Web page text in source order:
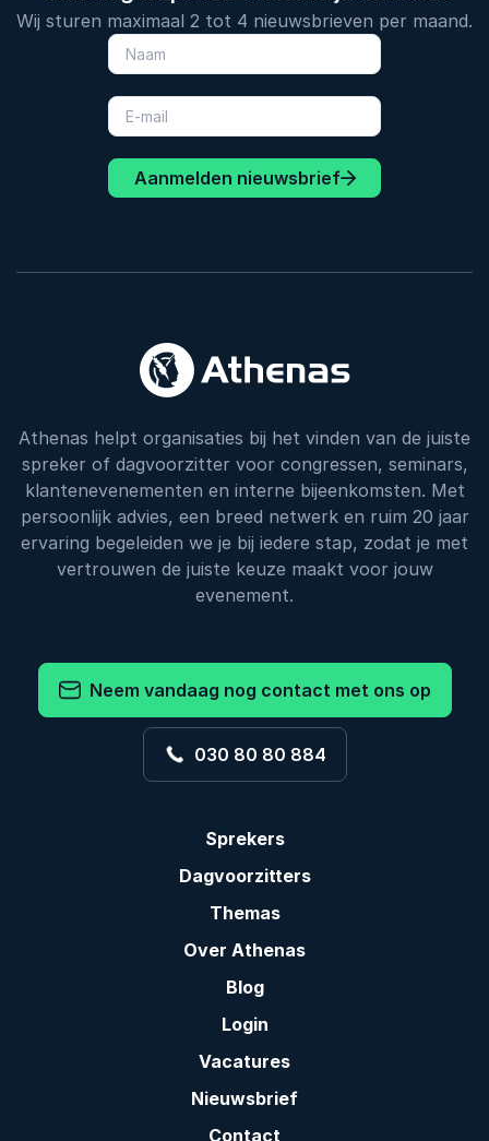
Wij sturen maximaal 2 tot 4 nieuwsbrieven per maand.
Aanmelden nieuwsbrief
Athenas helpt organisaties bij het vinden van de juiste
spreker of dagvoorzitter voor congressen, seminars,
klantenevenementen en interne bijeenkomsten. Met
persoonlijk advies, een breed netwerk en ruim 20 jaar
ervaring begeleiden we je bij iedere stap, zodat je met
vertrouwen de juiste keuze maakt voor jouw
evenement.
Neem vandaag nog contact met ons op
030 80 80 884
Sprekers
Dagvoorzitters
Themas
Over Athenas
Blog
Login
Vacatures
Nieuwsbrief
Contact